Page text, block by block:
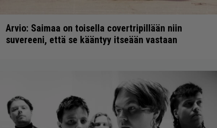
Arvio: Saimaa on toisella covertripillään niin
suvereeni, että se kääntyy itseään vastaan